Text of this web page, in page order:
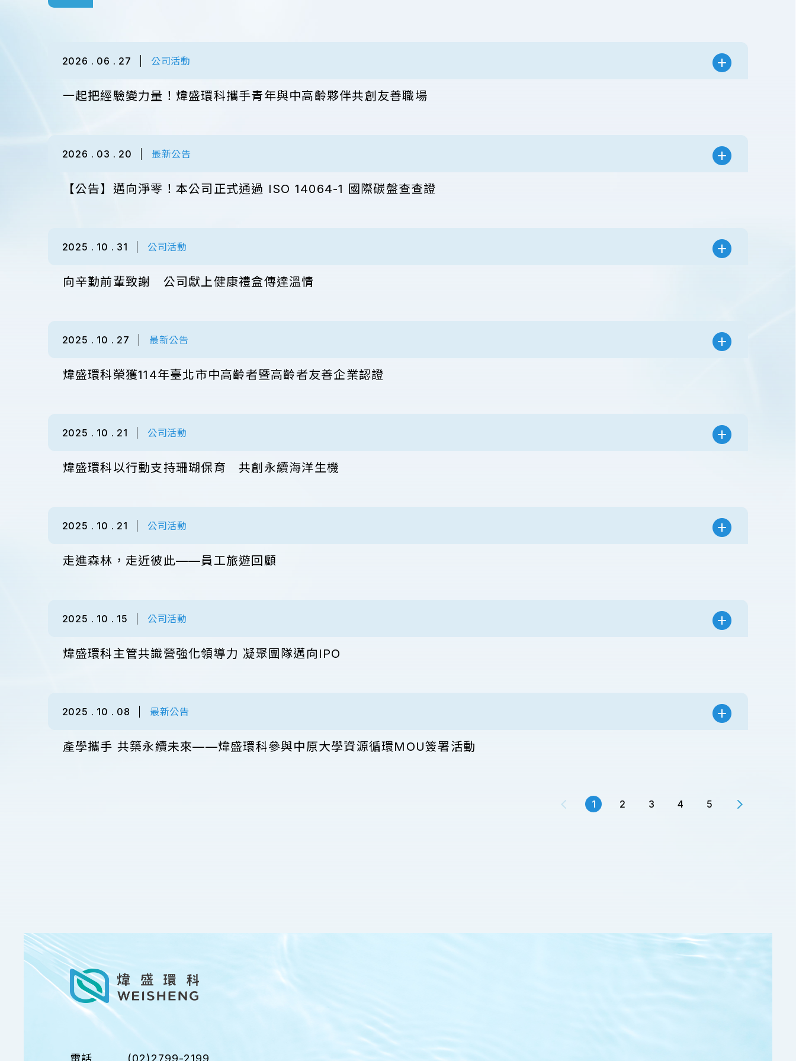
2026 . 06 . 27 公司活動
一起把經驗變力量！煒盛環科攜手青年與中高齡夥伴共創友善職場
2026 . 03 . 20 最新公告
【公告】邁向淨零！本公司正式通過 ISO 14064-1 國際碳盤查查證
2025 . 10 . 31 公司活動
向辛勤前輩致謝 公司獻上健康禮盒傳達溫情
2025 . 10 . 27 最新公告
煒盛環科榮獲114年臺北市中高齡者暨高齡者友善企業認證
2025 . 10 . 21 公司活動
煒盛環科以行動支持珊瑚保育 共創永續海洋生機
2025 . 10 . 21 公司活動
走進森林，走近彼此——員工旅遊回顧
2025 . 10 . 15 公司活動
煒盛環科主管共識營強化領導力 凝聚團隊邁向IPO
2025 . 10 . 08 最新公告
產學攜手 共築永續未來——煒盛環科參與中原大學資源循環MOU簽署活動
1 2 3 4 5
電話 (02)2799-2199